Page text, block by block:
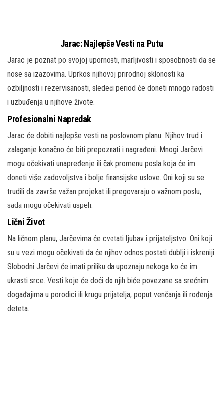
Jarac: Najlepše Vesti na Putu
Jarac je poznat po svojoj upornosti, marljivosti i sposobnosti da se
nose sa izazovima. Uprkos njihovoj prirodnoj sklonosti ka
ozbiljnosti i rezervisanosti, sledeći period će doneti mnogo radosti
i uzbuđenja u njihove živote.
Profesionalni Napredak
Jarac će dobiti najlepše vesti na poslovnom planu. Njihov trud i
zalaganje konačno će biti prepoznati i nagrađeni. Mnogi Jarčevi
mogu očekivati unapređenje ili čak promenu posla koja će im
doneti više zadovoljstva i bolje finansijske uslove. Oni koji su se
trudili da završe važan projekat ili pregovaraju o važnom poslu,
sada mogu očekivati uspeh.
Lični Život
Na ličnom planu, Jarčevima će cvetati ljubav i prijateljstvo. Oni koji
su u vezi mogu očekivati da će njihov odnos postati dublji i iskreniji.
Slobodni Jarčevi će imati priliku da upoznaju nekoga ko će im
ukrasti srce. Vesti koje će doći do njih biće povezane sa srećnim
događajima u porodici ili krugu prijatelja, poput venčanja ili rođenja
deteta.